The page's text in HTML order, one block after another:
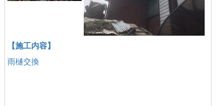
【施工内容】
雨樋交換